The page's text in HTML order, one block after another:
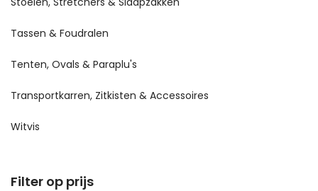
Tassen & Foudralen
Tenten, Ovals & Paraplu's
Transportkarren, Zitkisten & Accessoires
Witvis
Filter op prijs